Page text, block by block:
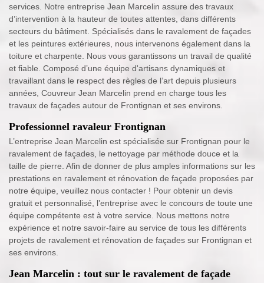
services. Notre entreprise Jean Marcelin assure des travaux
d’intervention à la hauteur de toutes attentes, dans différents
secteurs du bâtiment. Spécialisés dans le ravalement de façades
et les peintures extérieures, nous intervenons également dans la
toiture et charpente. Nous vous garantissons un travail de qualité
et fiable. Composé d’une équipe d'artisans dynamiques et
travaillant dans le respect des règles de l’art depuis plusieurs
années, Couvreur Jean Marcelin prend en charge tous les
travaux de façades autour de Frontignan et ses environs.
Professionnel ravaleur Frontignan
L’entreprise Jean Marcelin est spécialisée sur Frontignan pour le
ravalement de façades, le nettoyage par méthode douce et la
taille de pierre. Afin de donner de plus amples informations sur les
prestations en ravalement et rénovation de façade proposées par
notre équipe, veuillez nous contacter ! Pour obtenir un devis
gratuit et personnalisé, l’entreprise avec le concours de toute une
équipe compétente est à votre service. Nous mettons notre
expérience et notre savoir-faire au service de tous les différents
projets de ravalement et rénovation de façades sur Frontignan et
ses environs.
Jean Marcelin : tout sur le ravalement de façade